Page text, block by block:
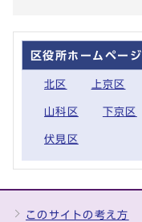
区役所ホームページ
北区 上京区
山科区 下京区
伏見区
このサイトの考え方